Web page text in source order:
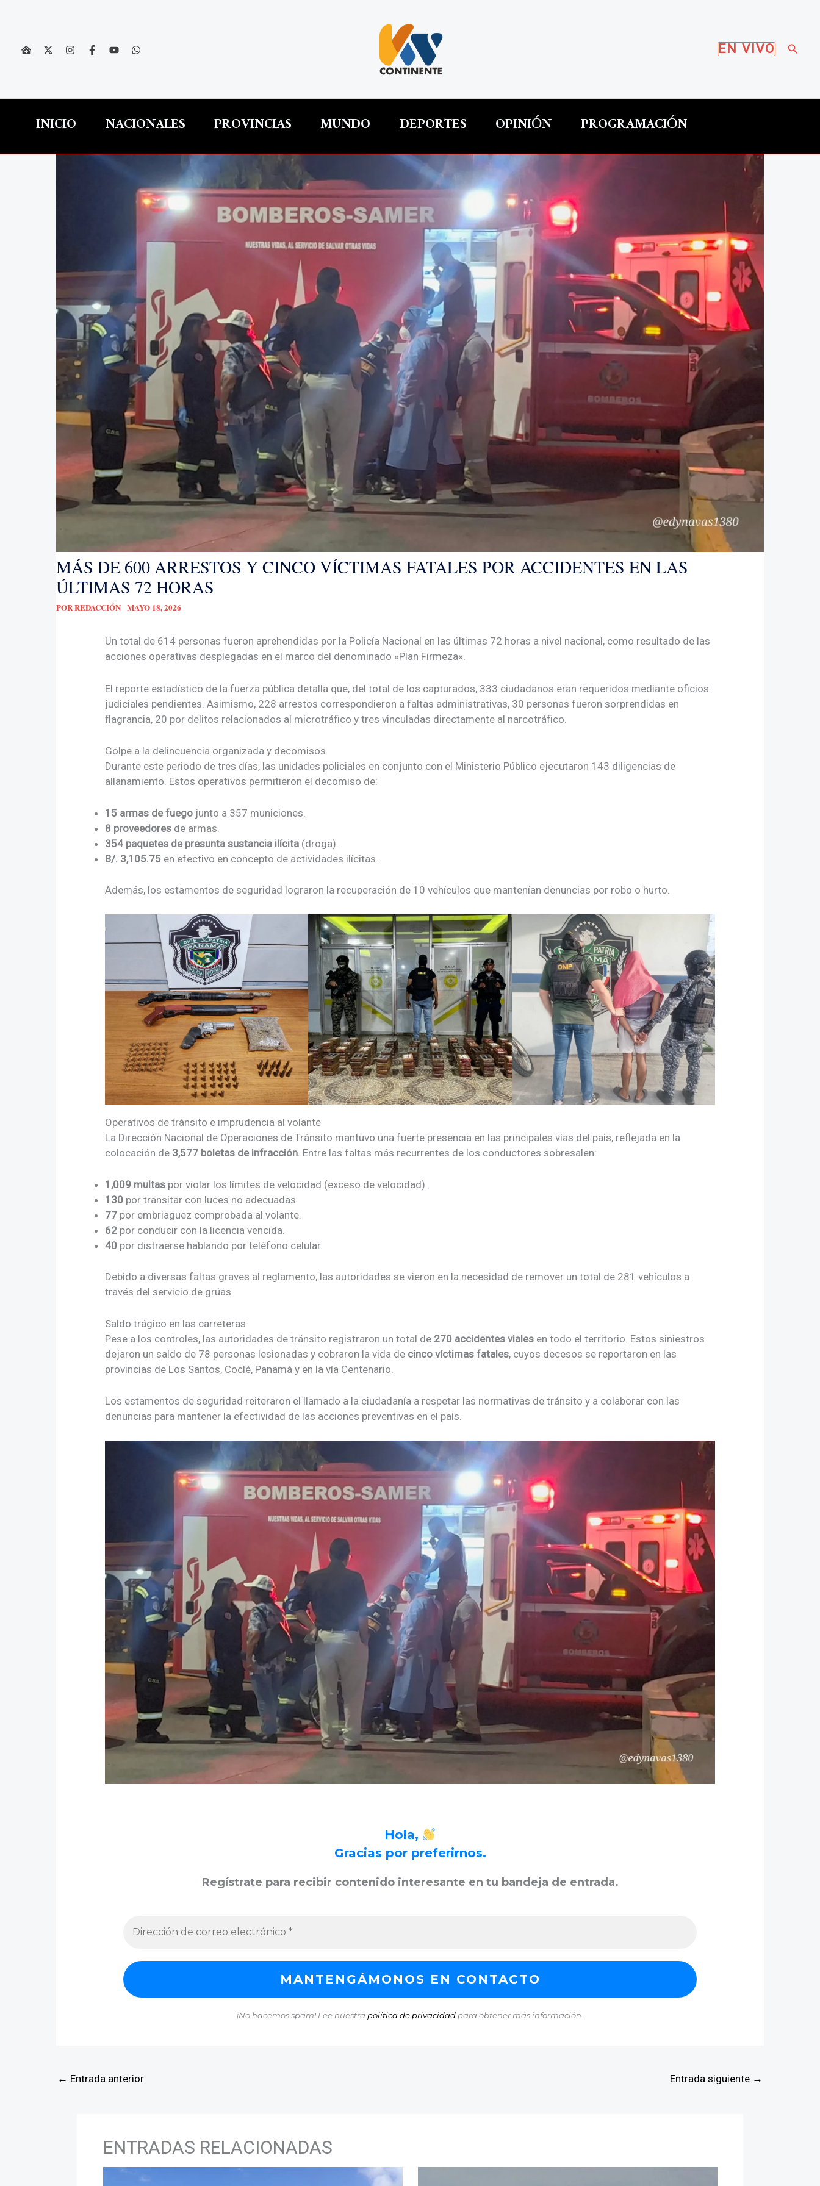
EN VIVO
INICIO NACIONALES PROVINCIAS MUNDO DEPORTES OPINIÓN PROGRAMACIÓN
MÁS DE 600 ARRESTOS Y CINCO VÍCTIMAS FATALES POR ACCIDENTES EN LAS
ÚLTIMAS 72 HORAS
PORREDACCIÓN MAYO 18, 2026
Un total de 614 personas fueron aprehendidas por la Policía Nacional en las últimas 72 horas a nivel nacional, como resultado de las
acciones operativas desplegadas en el marco del denominado «Plan Firmeza».
El reporte estadístico de la fuerza pública detalla que, del total de los capturados, 333 ciudadanos eran requeridos mediante oficios
judiciales pendientes. Asimismo, 228 arrestos correspondieron a faltas administrativas, 30 personas fueron sorprendidas en
flagrancia, 20 por delitos relacionados al microtráfico y tres vinculadas directamente al narcotráfico.
Golpe a la delincuencia organizada y decomisos
Durante este periodo de tres días, las unidades policiales en conjunto con el Ministerio Público ejecutaron 143 diligencias de
allanamiento. Estos operativos permitieron el decomiso de:
15 armas de fuego junto a 357 municiones.
8 proveedores de armas.
354 paquetes de presunta sustancia ilícita (droga).
B/. 3,105.75 en efectivo en concepto de actividades ilícitas.
Además, los estamentos de seguridad lograron la recuperación de 10 vehículos que mantenían denuncias por robo o hurto.
Operativos de tránsito e imprudencia al volante
La Dirección Nacional de Operaciones de Tránsito mantuvo una fuerte presencia en las principales vías del país, reflejada en la
colocación de 3,577 boletas de infracción. Entre las faltas más recurrentes de los conductores sobresalen:
1,009 multas por violar los límites de velocidad (exceso de velocidad).
130 por transitar con luces no adecuadas.
77 por embriaguez comprobada al volante.
62 por conducir con la licencia vencida.
40 por distraerse hablando por teléfono celular.
Debido a diversas faltas graves al reglamento, las autoridades se vieron en la necesidad de remover un total de 281 vehículos a
través del servicio de grúas.
Saldo trágico en las carreteras
Pese a los controles, las autoridades de tránsito registraron un total de 270 accidentes viales en todo el territorio. Estos siniestros
dejaron un saldo de 78 personas lesionadas y cobraron la vida de cinco víctimas fatales, cuyos decesos se reportaron en las
provincias de Los Santos, Coclé, Panamá y en la vía Centenario.
Los estamentos de seguridad reiteraron el llamado a la ciudadanía a respetar las normativas de tránsito y a colaborar con las
denuncias para mantener la efectividad de las acciones preventivas en el país.
Hola,
Gracias por preferirnos.
Regístrate para recibir contenido interesante en tu bandeja de entrada.
¡No hacemos spam! Lee nuestra política de privacidad para obtener más información.
← Entrada anterior Entrada siguiente →
ENTRADAS RELACIONADAS